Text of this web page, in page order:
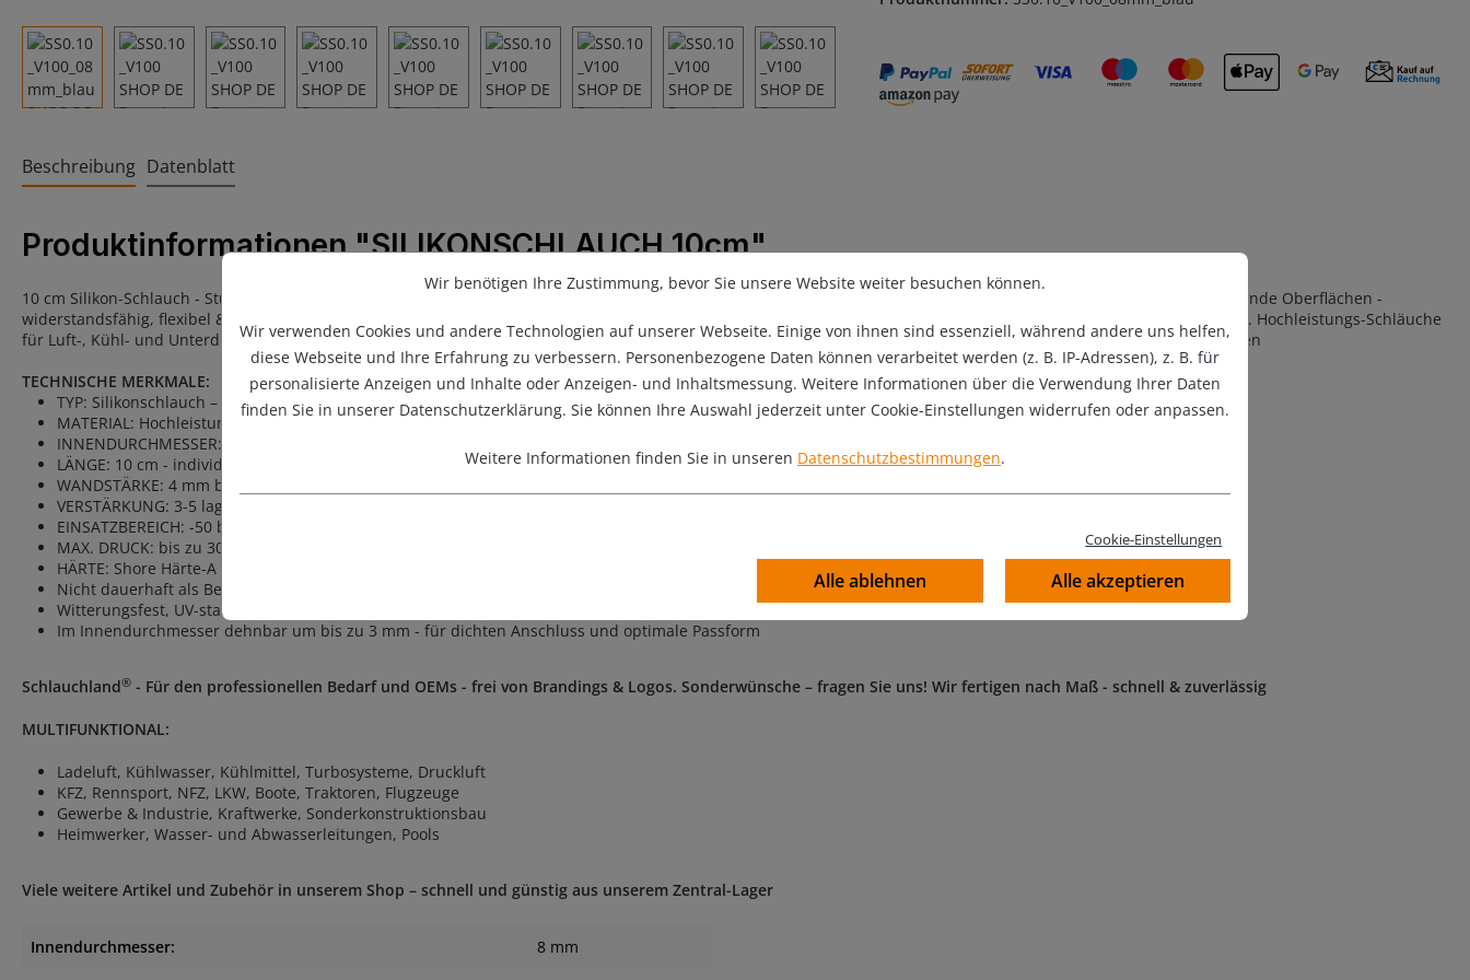
Beschreibung Datenblatt
Produktinformationen "SILIKONSCHLAUCH 10cm"
10 cm Silikon-Schlauch - Stück
mit mehreren Lagen Gewebeverstärkung aus ultrastarkem, doppelt vernetztem HT-Polyester. Vergütete & glänzende Oberflächen -
widerstandsfähig, flexibel & langlebig. Beständig in vielen Flüssigkeiten & Chemikalien – Wasser, Kühlmittel, Alkohole, Luft, Gase, Ozon etc… Dauerhaft stabil bis 180°C. Hochleistungs-Schläuche
für Luft-, Kühl- und Unterdrucksysteme. Top Wahl für Profis, Kfz, Maschinenbau, Heimwerker, Landwirtschaft, Traktoren, Boote, Schiffe, Flugzeuge und Industrieanlagen
TECHNISCHE MERKMALE:
TYP: Silikonschlauch – Stück (keine Meterware) – frei von Logo´s / kein Aufdruck
MATERIAL: Hochleistungs-Silikon VMQ (Vinyl-Methyl Silikon) | Peroxid-vernetzt - innerste Lage aus ultradichtem HCR Silikon – geringste Permeation
INNENDURCHMESSER: 8 mm bis 200 mm
LÄNGE: 10 cm - individuell kürzbar
WANDSTÄRKE: 4 mm bis 6 mm, siehe Datenblatt
VERSTÄRKUNG: 3-5 lagiger Gewebeeinsatz aus HT-Polyester, siehe Tabelle
EINSATZBEREICH: -50 bis +180°C (kurzzeitig bis 220°C)
MAX. DRUCK: bis zu 30 bar, siehe Tabelle DIN ISO 7751:2016
HÄRTE: Shore Härte-A 65-75
Nicht dauerhaft als Benzin- oder Ölleitung geeignet
Witterungsfest, UV-stabil, Salz- und Seewasser-beständig, Anti-Schimmel-Zusatz
Im Innendurchmesser dehnbar um bis zu 3 mm - für dichten Anschluss und optimale Passform
Schlauchland® - Für den professionellen Bedarf und OEMs - frei von Brandings & Logos. Sonderwünsche – fragen Sie uns! Wir fertigen nach Maß - schnell & zuverlässig
MULTIFUNKTIONAL:
Ladeluft, Kühlwasser, Kühlmittel, Turbosysteme, Druckluft
KFZ, Rennsport, NFZ, LKW, Boote, Traktoren, Flugzeuge
Gewerbe & Industrie, Kraftwerke, Sonderkonstruktionsbau
Heimwerker, Wasser- und Abwasserleitungen, Pools
Viele weitere Artikel und Zubehör in unserem Shop – schnell und günstig aus unserem Zentral-Lager
Innendurchmesser:
8 mm
Wir benötigen Ihre Zustimmung, bevor Sie unsere Website weiter besuchen können.
Wir verwenden Cookies und andere Technologien auf unserer Webseite. Einige von ihnen sind essenziell, während andere uns helfen,
diese Webseite und Ihre Erfahrung zu verbessern. Personenbezogene Daten können verarbeitet werden (z. B. IP-Adressen), z. B. für
personalisierte Anzeigen und Inhalte oder Anzeigen- und Inhaltsmessung. Weitere Informationen über die Verwendung Ihrer Daten
finden Sie in unserer Datenschutzerklärung. Sie können Ihre Auswahl jederzeit unter Cookie-Einstellungen widerrufen oder anpassen.
Weitere Informationen finden Sie in unseren Datenschutzbestimmungen.
Cookie-Einstellungen
Alle ablehnen Alle akzeptieren